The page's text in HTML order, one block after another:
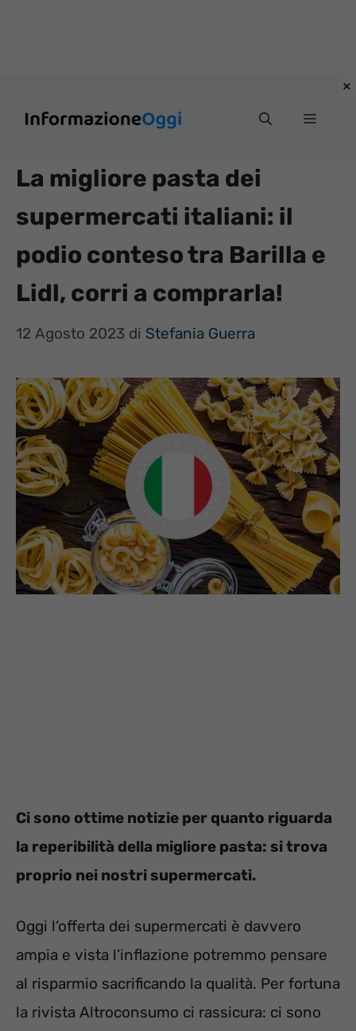
Menu
La migliore pasta dei
supermercati italiani: il
podio conteso tra Barilla e
Lidl, corri a comprarla!
12 Agosto 2023 di Stefania Guerra
Ci sono ottime notizie per quanto riguarda
la reperibilità della migliore pasta: si trova
proprio nei nostri supermercati.
Oggi l’offerta dei supermercati è davvero
ampia e vista l’inflazione potremmo pensare
al risparmio sacrificando la qualità. Per fortuna
la rivista Altroconsumo ci rassicura: ci sono